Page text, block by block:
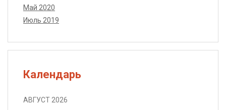
Май 2020
Июль 2019
Календарь
АВГУСТ 2026